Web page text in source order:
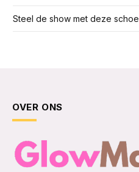
Steel de show met deze
OVER ONS